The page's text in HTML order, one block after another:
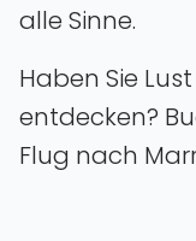
alle Sinne.
Haben Sie
entdecken?
Flug nach